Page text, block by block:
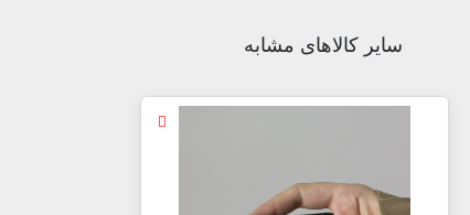
سایر کالاهای مشابه